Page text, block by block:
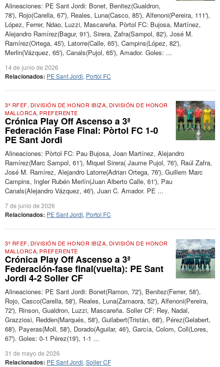
Alineaciones: PE Sant Jordi: Bonet, Benitez(Gualdron,
78'), Rojo(Carella, 67'), Reales, Luna(Casco, 85'), Alfenoni(Pereira, 111'),
López, Ferrer, Ndao, Luzzi, Mascareña. Pòrtol FC: Bujosa, Martínez,
Alejandro Ramírez(Bagur, 91'), Sirera, Zafra(Sampol, 82'), José M.
Ramírez(Ortega, 45'), Latorre(Calle, 65'), Campins(López, 82'),
Merlin(Vázquez, 65'), Canals(Pujol, 65'), Amador. Goles: ...
14 de junio de 2026
Relacionados: PE Sant Jordi, Portol FC
3ª RFEF, DIVISIÓN DE HONOR IBIZA, DIVISIÓN DE HONOR
MALLORCA, PREFERENTE
Crónica Play Off Ascenso a 3ª
Federación Fase Final: Pòrtol FC 1-0
PE Sant Jordi
Alineaciones: Pòrtol FC: Pau Bujosa, Joan Martínez, Alejandro
Ramírez(Marc Sampol, 61'), Miquel Sirera( Jaume Pujol, 76'), Raúl Zafra,
José M. Ramírez, Alejandro Latorre(Adrian Ortega, 76'), Guillem Marc
Campins, Ingler Rubén Merlín(Juan Alberto Calle, 61'), Pau
Canals(Alejandro Vázquez, 46'), Juan C. Amador. PE ...
7 de junio de 2026
Relacionados: PE Sant Jordi, Portol FC
3ª RFEF, DIVISIÓN DE HONOR IBIZA, DIVISIÓN DE HONOR
MALLORCA, PREFERENTE
Crónica Play Off Ascenso a 3ª
Federación-fase final(vuelta): PE Sant
Jordi 4-2 Soller CF
Alineaciones: PE Sant Jordi: Bonet(Ramon, 72'), Benitez(Ferrer, 58'),
Rojo, Casco(Carella, 58'), Reales, Luna(Zamaora, 52'), Alfenoni(Pereira,
72'), Rinson, Gualdron, Luzzi, Mascareña. Soller CF: Rey, Nadal,
Grazziosi, Redden(Marqués, 58'), Guilabert(Tristán, 68'), Pérez(Gelabert,
68'), Payeras(Moll, 58'), Dorado(Aguilar, 46'), García, Colom, Coll(Lores,
67'). Goles: 0-1 Pérez(19'), 1-1 ...
31 de mayo de 2026
Relacionados: PE Sant Jordi, Soller CF